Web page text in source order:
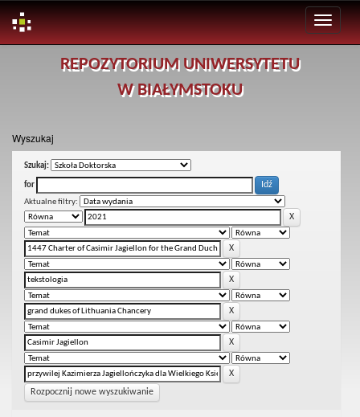
REPOZYTORIUM UNIWERSYTETU
W BIAŁYMSTOKU
Wyszukaj
Szukaj:
for
Aktualne filtry:
Rozpocznij nowe wyszukiwanie